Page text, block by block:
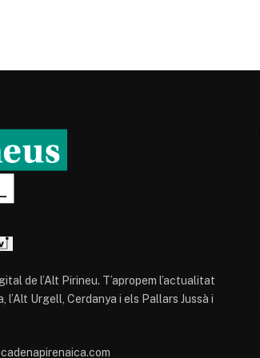
de l’Alt Pirineu. T’apropem l’actualitat
l’Alt Urgell, Cerdanya i els Pallars Jussà i